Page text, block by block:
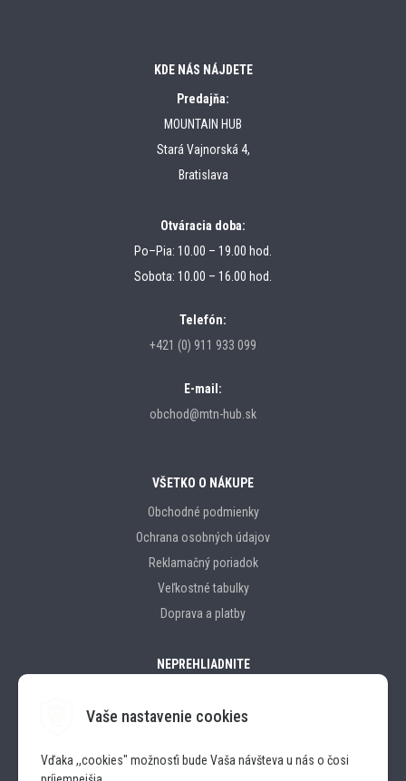
Vaše nastavenie cookies
Vďaka ,,cookies" možnosťi bude Vaša návšteva u nás o čosi
KDE NÁS NÁJDETE
Predajňa:
MOUNTAIN HUB
Stará Vajnorská 4,
Bratislava
Otváracia doba:
Po–Pia: 10.00 – 19.00 hod.
Sobota: 10.00 – 16.00 hod.
Telefón:
+421 (0) 911 933 099
E-mail:
obchod@mtn-hub.sk
VŠETKO O NÁKUPE
Obchodné podmienky
Ochrana osobných údajov
Reklamačný poriadok
Veľkostné tabulky
Doprava a platby
NEPREHLIADNITE